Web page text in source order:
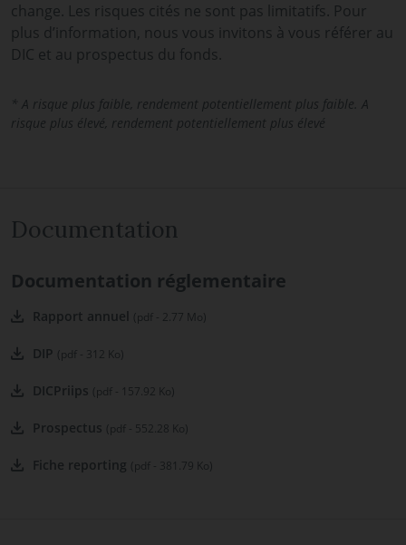
change. Les risques cités ne sont pas limitatifs. Pour
plus d’information, nous vous invitons à vous référer au
DIC et au prospectus du fonds.
* A risque plus faible, rendement potentiellement plus faible. A
risque plus élevé, rendement potentiellement plus élevé
Documentation
Documentation réglementaire
Rapport annuel (pdf - 2.77 Mo)
DIP (pdf - 312 Ko)
DICPriips (pdf - 157.92 Ko)
Prospectus (pdf - 552.28 Ko)
Fiche reporting (pdf - 381.79 Ko)